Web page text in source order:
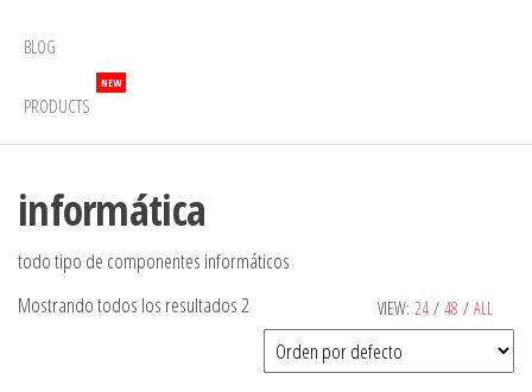
BLOG
PRODUCTS
NEW
informática
todo tipo de componentes informáticos
VIEW: 24 / 48 / ALL
Mostrando todos los resultados 2